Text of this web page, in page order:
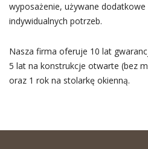
wyposażenie, używane dodatkowe
indywidualnych potrzeb.
Nasza firma oferuje 10 lat
5 lat na konstrukcje otwarte (bez
oraz 1 rok na stolarkę okienną.